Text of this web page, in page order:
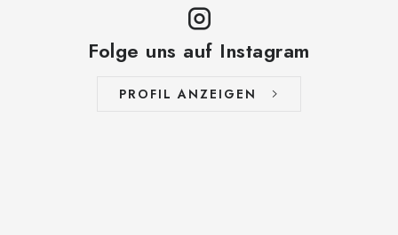
Folge uns auf Instagram
PROFIL ANZEIGEN